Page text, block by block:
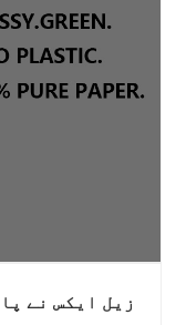
زیل ایکس نے